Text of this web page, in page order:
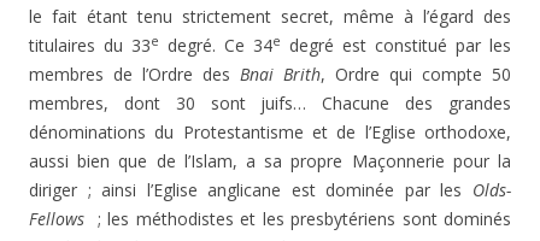
le fait étant tenu strictement secret, même à l’égard des
titulaires du 33e degré. Ce 34e
degré est constitué par les
membres de l’Ordre des Bnai Brith, Ordre qui compte 50
membres, dont 30 sont juifs… Chacune des grandes
dénominations du Protestantisme et de l’Eglise orthodoxe,
aussi bien que de l’Islam, a sa propre Maçonnerie pour la
diriger ; ainsi l’Eglise anglicane est dominée par les Olds-
Fellows ; les méthodistes et les presbytériens sont dominés